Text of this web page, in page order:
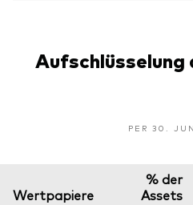
PER 30.
Wertpapiere
% der
Assets